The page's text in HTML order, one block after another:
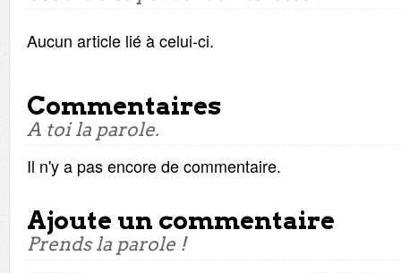
Aucun article lié à celui-ci.
Commentaires
A toi la parole.
Il n'y a pas encore de commentaire.
Ajoute un commentaire
Prends la parole !